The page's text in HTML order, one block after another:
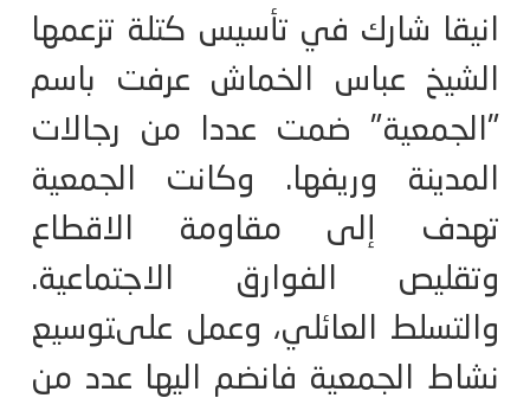
انيقا شارك في تأسيس كتلة تزعمها
الشيخ عباس الخماش عرفت باسم
"الجمعية" ضمت عددا من رجالات
المدينة وريفها. وكانت الجمعية
تهدف إلى مقاومة الاقطاع
وتقليص الفوارق الاجتماعية.
والتسلط العائلي، وعمل علىتوسيع
نشاط الجمعية فانضم اليها عدد من